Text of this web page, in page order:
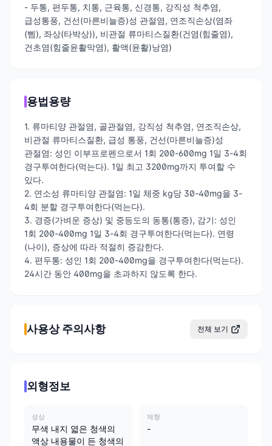
- 두통, 편두통, 치통, 근육통, 신경통, 강직성 척추염,
급성통풍, 건선(마른비늘증)성 관절염, 연조직손상(염좌
(삠), 좌상(타박상)), 비관절 류마티스질환(건염(힘줄염),
건초염(힘줄윤활막염), 활액(윤활)낭염)
용법용량
1. 류마티양 관절염, 골관절염, 강직성 척추염, 연조직손상,
비관절 류마티스질환, 급성 통풍, 건선(마른비늘증)성
관절염: 성인 이부프로펜으로서 1회 200-600mg 1일 3-4회
경구투여한다(먹는다). 1일 최고 3200mg까지 투여할 수
있다.
2. 연소성 류마티양 관절염: 1일 체중 kg당 30-40mg을 3-
4회 분할 경구투여한다(먹는다).
3. 경증(가벼운 증상) 및 중등도의 동통(통증), 감기: 성인
1회 200-400mg 1일 3-4회 경구투여한다(먹는다). 연령
(나이), 증상에 따라 적절히 증감한다.
4. 편두통: 성인 1회 200-400mg을 경구투여한다(먹는다).
24시간 동안 400mg을 초과하지 않도록 한다.
사용상 주의사항 전체 보기
외형정보
성상
무색 내지 엷은 청색의
액상 내용물이 든 청색의
제형
-